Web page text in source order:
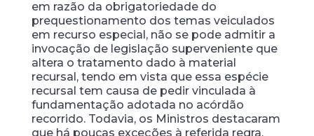
em razão da obrigatoriedade do
prequestionamento dos temas veiculados
em recurso especial, não se pode admitir a
invocação de legislação superveniente que
altera o tratamento dado à material
recursal, tendo em vista que essa espécie
recursal tem causa de pedir vinculada à
fundamentação adotada no acórdão
recorrido. Todavia, os Ministros destacaram
que há poucas exceções à referida regra,